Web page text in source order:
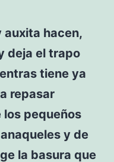
auxita hacen,
deja el trapo
tiene ya
repasar
los pequeños
y de
la basura que